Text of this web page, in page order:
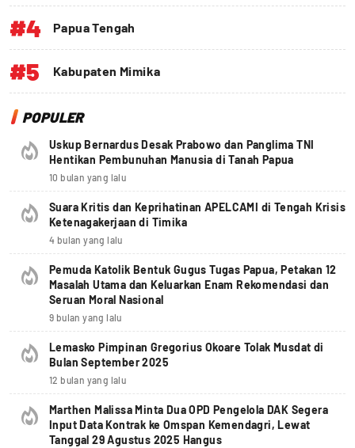
#4 Papua Tengah
#5 Kabupaten Mimika
POPULER
Uskup Bernardus Desak Prabowo dan Panglima TNI
Hentikan Pembunuhan Manusia di Tanah Papua
10 bulan yang lalu
Suara Kritis dan Keprihatinan APELCAMI di Tengah Krisis
Ketenagakerjaan di Timika
4 bulan yang lalu
Pemuda Katolik Bentuk Gugus Tugas Papua, Petakan 12
Masalah Utama dan Keluarkan Enam Rekomendasi dan
Seruan Moral Nasional
9 bulan yang lalu
Lemasko Pimpinan Gregorius Okoare Tolak Musdat di
Bulan September 2025
12 bulan yang lalu
Marthen Malissa Minta Dua OPD Pengelola DAK Segera
Input Data Kontrak ke Omspan Kemendagri, Lewat
Tanggal 29 Agustus 2025 Hangus